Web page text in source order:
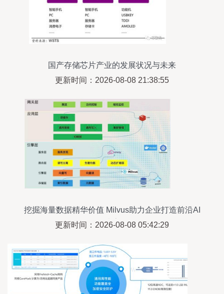
国产存储芯片产业的发展状况与未来
更新时间：2026-08-08 21:38:55
挖掘海量数据精华价值 Milvus助力企业打造前沿AI
搜索
更新时间：2026-08-08 05:42:29